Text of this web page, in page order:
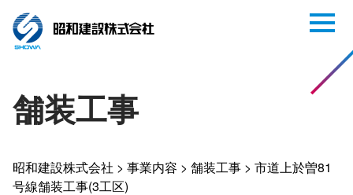
舗装工事
昭和建設株式会社 > 事業内容 > 舗装工事 > 市道上於曽81
号線舗装工事(3工区)